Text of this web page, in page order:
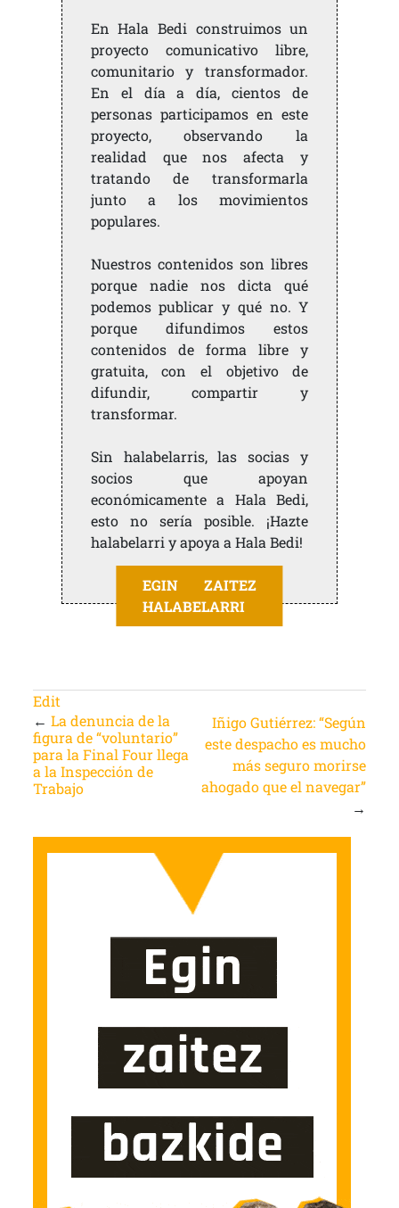
En Hala Bedi construimos un
proyecto comunicativo libre,
comunitario y transformador.
En el día a día, cientos de
personas participamos en este
proyecto, observando la
realidad que nos afecta y
tratando de transformarla
junto a los movimientos
populares.
Nuestros contenidos son libres
porque nadie nos dicta qué
podemos publicar y qué no. Y
porque difundimos estos
contenidos de forma libre y
gratuita, con el objetivo de
difundir, compartir y
transformar.
Sin halabelarris, las socias y
socios que apoyan
económicamente a Hala Bedi,
esto no sería posible. ¡Hazte
halabelarri y apoya a Hala Bedi!
EGIN ZAITEZ
HALABELARRI
Edit
← La denuncia de la
figura de “voluntario”
para la Final Four llega
a la Inspección de
Trabajo
Iñigo Gutiérrez: “Según
este despacho es mucho
más seguro morirse
ahogado que el navegar”
→